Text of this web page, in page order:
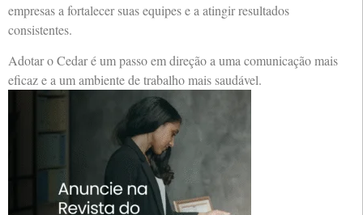
empresas a fortalecer suas equipes e a atingir resultados
consistentes.
Adotar o Cedar é um passo em direção a uma comunicação mais
eficaz e a um ambiente de trabalho mais saudável.